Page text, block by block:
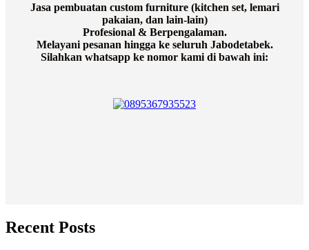
Jasa pembuatan custom furniture (kitchen set, lemari
pakaian, dan lain-lain)
Profesional & Berpengalaman.
Melayani pesanan hingga ke seluruh Jabodetabek.
Silahkan whatsapp ke nomor kami di bawah ini:
Recent Posts